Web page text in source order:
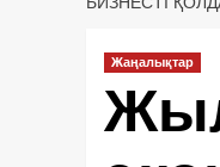
Жаңалықтар